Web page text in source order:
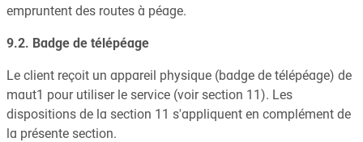
empruntent des routes à péage.
9.2. Badge de télépéage
Le client reçoit un appareil physique (badge de télépéage) de
maut1 pour utiliser le service (voir section 11). Les
dispositions de la section 11 s'appliquent en complément de
la présente section.